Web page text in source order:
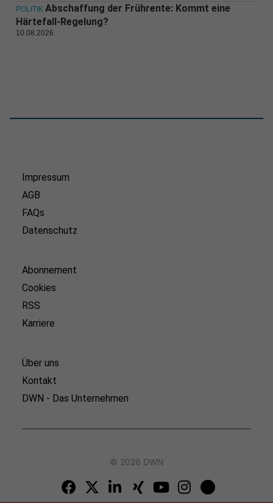
POLITIK Abschaffung der Frührente: Kommt eine
Härtefall-Regelung?
10.08.2026
Impressum
AGB
FAQs
Datenschutz
Abonnement
Cookies
RSS
Karriere
Über uns
Kontakt
DWN - Das Unternehmen
© 2026 DWN